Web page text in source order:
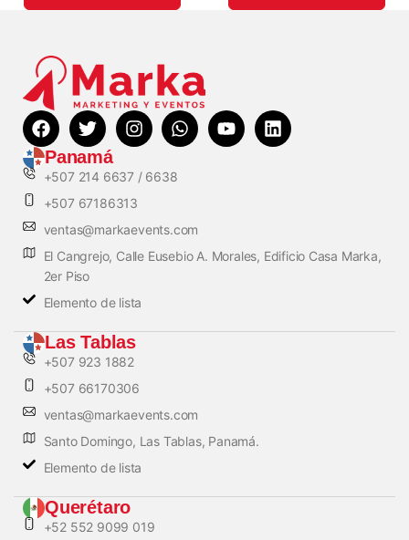
Panamá
+507 214 6637 / 6638
+507 67186313
ventas@markaevents.com
El Cangrejo, Calle Eusebio A. Morales, Edificio Casa Marka,
2er Piso
Elemento de lista
Las Tablas
+507 923 1882
+507 66170306
ventas@markaevents.com
Santo Domingo, Las Tablas, Panamá.
Elemento de lista
Querétaro
+52 552 9099 019